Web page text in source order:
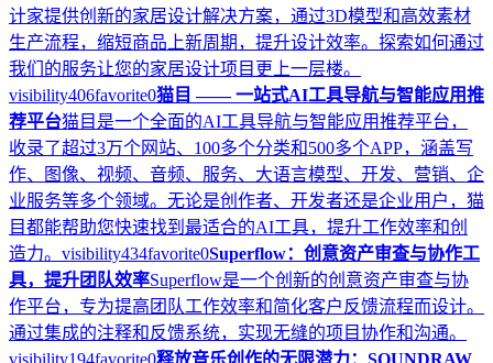
计家提供创新的家居设计解决方案，通过3D模型和高效素材
生产流程，缩短商品上新周期，提升设计效率。探索如何通过
我们的服务让您的家居设计项目更上一层楼。
visibility406favorite0猫目 —— 一站式AI工具导航与智能应用推
荐平台猫目是一个全面的AI工具导航与智能应用推荐平台，
收录了超过3万个网站、100多个分类和500多个APP，涵盖写
作、图像、视频、音频、服务、大语言模型、开发、营销、企
业服务等多个领域。无论是创作者、开发者还是企业用户，猫
目都能帮助您快速找到最适合的AI工具，提升工作效率和创
造力。 visibility434favorite0Superflow：创意资产审查与协作工
具，提升团队效率Superflow是一个创新的创意资产审查与协
作平台，专为提高团队工作效率和简化客户反馈流程而设计。
通过集成的注释和反馈系统，实现无缝的项目协作和沟通。
visibility194favorite0释放音乐创作的无限潜力：SOUNDRAW